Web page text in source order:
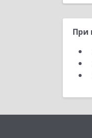
При